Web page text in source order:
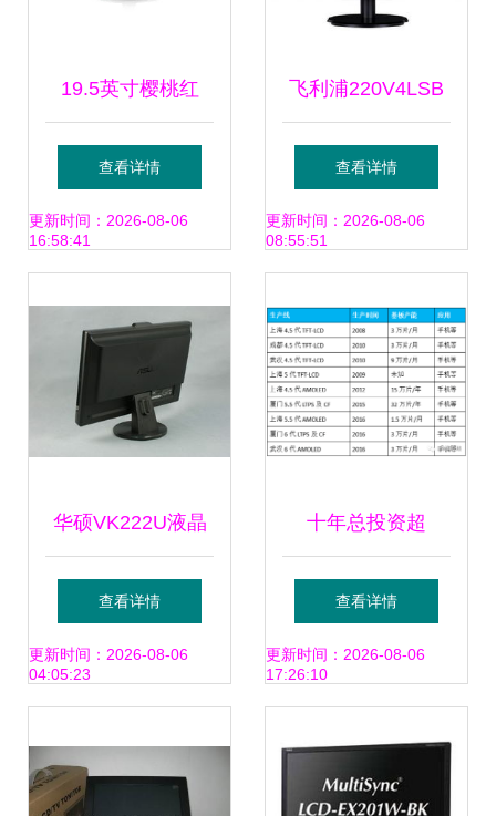
19.5英寸樱桃红
LED液晶显示器 视
觉与设计的完美邂
查看详情
更新时间：2026-08-06
16:58:41
飞利浦220V4LSB
22英寸LED背光宽
屏液晶显示器深度
查看详情
更新时间：2026-08-06
08:55:51
华硕VK222U液晶
显示器全面解析
IT168图赏与LCD
查看详情
更新时间：2026-08-06
04:05:23
十年总投资超
10000亿！国内液
晶/OLED面板、驱
司详解
查看详情
更新时间：2026-08-06
17:26:10